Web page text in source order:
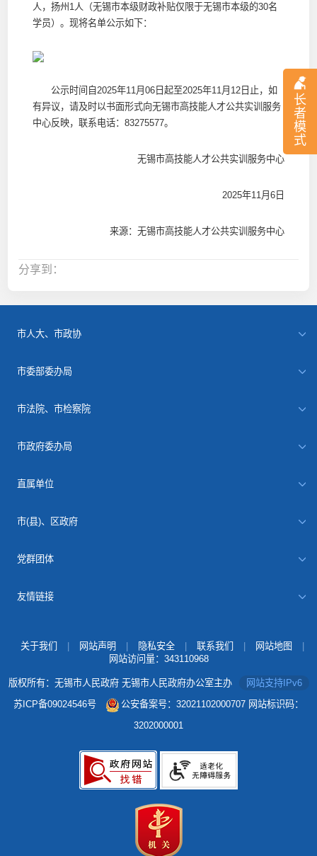
长
者
模
式
人，扬州1人（无锡市本级财政补贴仅限于无锡市本级的30名
学员）。现将名单公示如下：
公示时间自2025年11月06日起至2025年11月12日止，如
有异议，请及时以书面形式向无锡市高技能人才公共实训服务
中心反映，联系电话：83275577。
无锡市高技能人才公共实训服务中心
2025年11月6日
来源：无锡市高技能人才公共实训服务中心
分享到：
市人大、市政协
市委部委办局
市法院、市检察院
市政府委办局
直属单位
市(县)、区政府
党群团体
友情链接
关于我们 网站声明 隐私安全 联系我们 网站地图
网站访问量： 343110968
版权所有：无锡市人民政府 无锡市人民政府办公室主办
网站支持IPv6
苏ICP备09024546号
公安备案号：32021102000707 网站标识码：
3202000001